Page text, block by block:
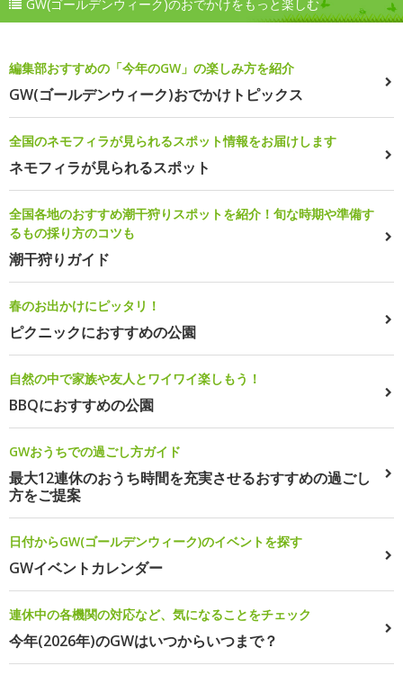
GW(ゴールデンウィーク)のおでかけをもっと楽しむ
編集部おすすめの「今年のGW」の楽しみ方を紹介
GW(ゴールデンウィーク)おでかけトピックス
全国のネモフィラが見られるスポット情報をお届けします
ネモフィラが見られるスポット
全国各地のおすすめ潮干狩りスポットを紹介！旬な時期や準備す
るもの採り方のコツも
潮干狩りガイド
春のお出かけにピッタリ！
ピクニックにおすすめの公園
自然の中で家族や友人とワイワイ楽しもう！
BBQにおすすめの公園
GWおうちでの過ごし方ガイド
最大12連休のおうち時間を充実させるおすすめの過ごし
方をご提案
日付からGW(ゴールデンウィーク)のイベントを探す
GWイベントカレンダー
連休中の各機関の対応など、気になることをチェック
今年(2026年)のGWはいつからいつまで？